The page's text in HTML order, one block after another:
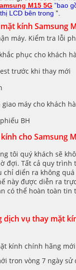
M15 5G ”bao
LCD bên trong ”.
kính Samsung
máy. Kiểm tra lỗi
phục cho khách
trước khi thay mới
máy cho khách
BH
cho Samsung
tôi quý khách sẽ
đợi. Tất cả quy trình
chỉ diển ra không
này được diễn ra
có thể hoàn toàn tin
dịch vụ thay mặt
kính chính hãng mới
tron vòng 7 ngày sử